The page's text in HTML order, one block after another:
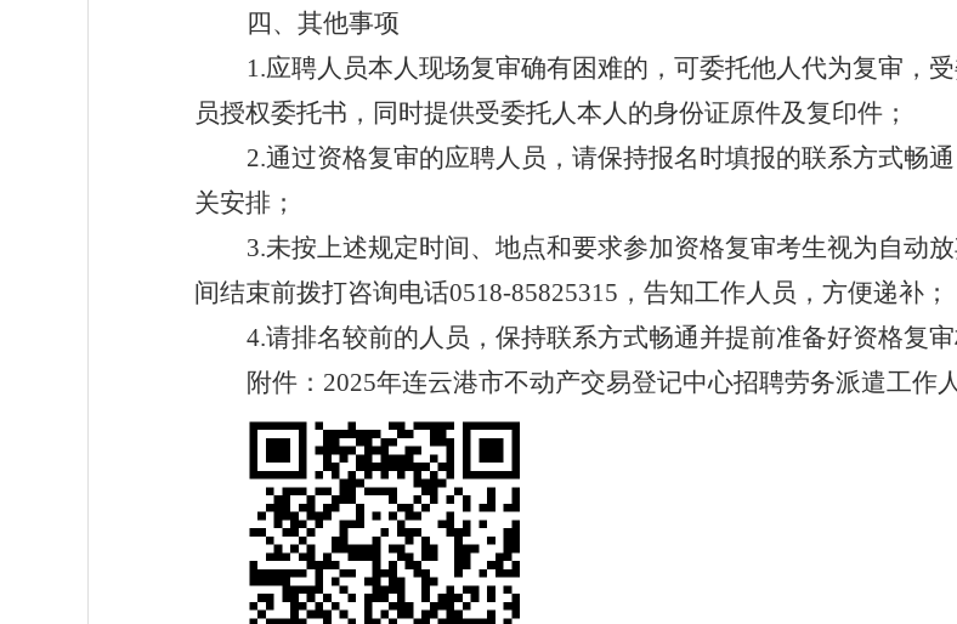
四、其他事项
1.应聘人员本人现场复审确有困难的，可委托他人代为复审，
员授权委托书，同时提供受委托人本人的身份证原件及复印件；
2.通过资格复审的应聘人员，请保持报名时填报的联系方式畅
关安排；
3.未按上述规定时间、地点和要求参加资格复审考生视为自动
间结束前拨打咨询电话0518-85825315 ，告知工作人员，方便递补；
4.请排名较前的人员，保持联系方式畅通并提前准备好资格复审
附件： 2025年连云港市不动产交易登记中心招聘劳务派遣工作